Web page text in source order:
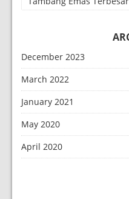
December 2023
March 2022
January 2021
May 2020
April 2020